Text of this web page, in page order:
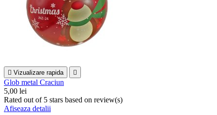
 Vizualizare rapida 
Glob metal Craciun
5,00 lei
Rated out of 5 stars based on review(s)
Afiseaza detalii